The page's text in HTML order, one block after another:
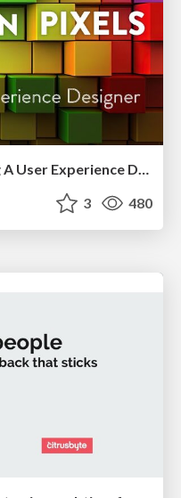
More Than Pixels: Becoming A User Experience Designer
3 480